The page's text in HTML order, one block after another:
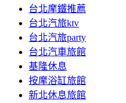
台北摩鐵推薦
台北汽旅ktv
台北汽旅party
台北汽車旅館
基隆休息
按摩浴缸旅館
新北休息旅館